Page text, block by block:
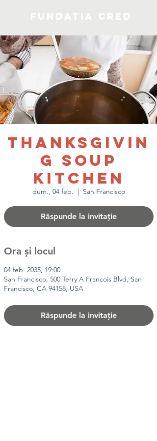
Thanksgivin
g Soup
Kitchen
dum., 04 feb.
  |
San Francisco
Răspunde la invitație
Ora și locul
04 feb. 2035, 19:00
San Francisco, 500 Terry A Francois Blvd, San
Francisco, CA 94158, USA
Răspunde la invitație